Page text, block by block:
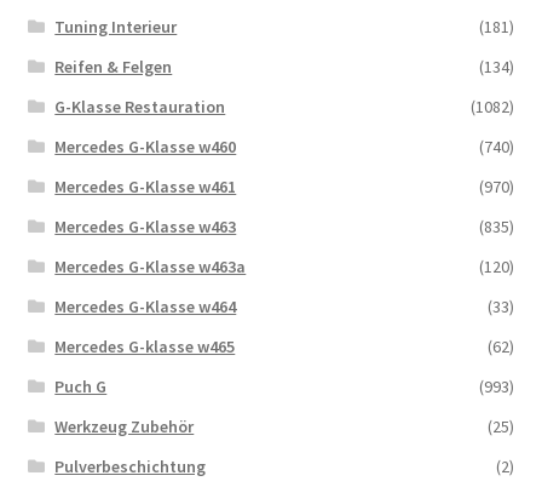
Tuning Interieur
(181)
Reifen & Felgen
(134)
G-Klasse Restauration
(1082)
Mercedes G-Klasse w460
(740)
Mercedes G-Klasse w461
(970)
Mercedes G-Klasse w463
(835)
Mercedes G-Klasse w463a
(120)
Mercedes G-Klasse w464
(33)
Mercedes G-klasse w465
(62)
Puch G
(993)
Werkzeug Zubehör
(25)
Pulverbeschichtung
(2)